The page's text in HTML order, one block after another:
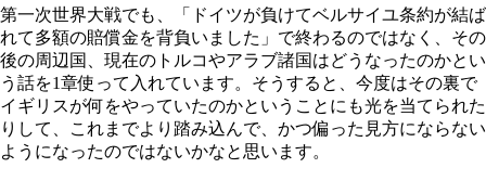
第一次世界大戦でも、「ドイツが負けてベルサイユ条約が結ば
れて多額の賠償金を背負いました」で終わるのではなく、その
後の周辺国、現在のトルコやアラブ諸国はどうなったのかとい
う話を1章使って入れています。そうすると、今度はその裏で
イギリスが何をやっていたのかということにも光を当てられた
りして、これまでより踏み込んで、かつ偏った見方にならない
ようになったのではないかなと思います。